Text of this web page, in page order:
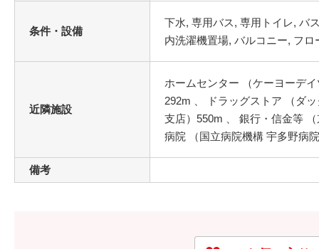
条件・設備
バルコニー, フロ
近隣施設
ホームセンター （ケーヨーデ
292m 、 ドラッグストア （ダ
支店）550m 、 銀行・信金等
病院 （国立病院機構 宇多野病
備考